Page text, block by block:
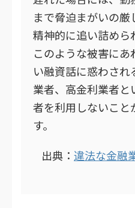
まで脅迫まがいの厳
精神的に追い詰めら
このような被害に
い融資話に惑わさ
業者、高金利業者
者を利用しないこと
す。
出典： 違法な金融